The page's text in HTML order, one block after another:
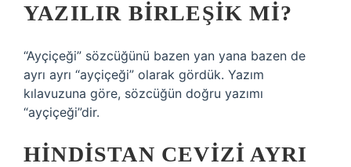
YAZILIR BIRLEŞIK MI?
“Ayçiçeği” sözcüğünü bazen yan yana bazen de
ayrı ayrı “ayçiçeği” olarak gördük. Yazım
kılavuzuna göre, sözcüğün doğru yazımı
“ayçiçeği”dir.
HINDISTAN CEVIZI AYRI